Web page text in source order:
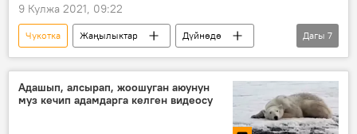
9 Кулжа 2021, 09:22
Чукотка Жаңылыктар
Дүйнөдө
Коом
Видео
Мультимедиа
муз
Дагы 7
Адашып, алсырап, жоошуган аюунун
муз кечип адамдарга келген видеосу